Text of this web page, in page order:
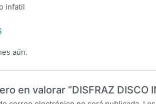
infatil
aún.
en valorar “DISFRAZ DISCO